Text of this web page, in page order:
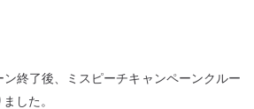
終了後、ミスピーチキャンペーンクルー
した。